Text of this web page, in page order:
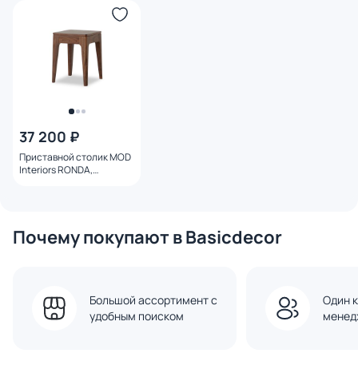
37 200 ₽
Приставной столик MOD
Interiors RONDA,
Почему покупают в Basicdecor
Большой ассортимент с
удобным поиском
Один